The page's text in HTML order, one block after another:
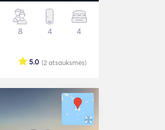
8 4 4
(2 atsauksmes)
5.0